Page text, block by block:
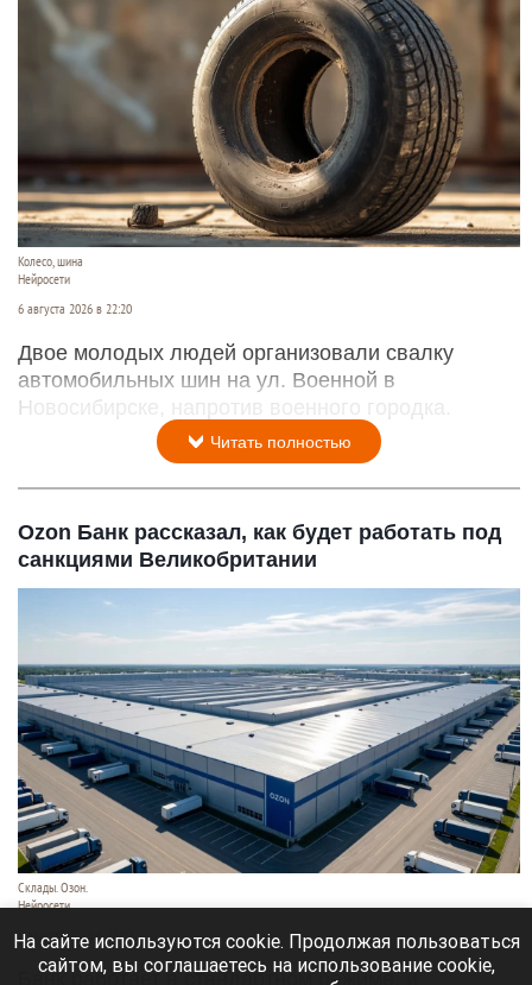
Колесо, шина
Нейросети
6 августа 2026 в 22:20
Двое молодых людей организовали свалку
автомобильных шин на ул. Военной в
Новосибирске, напротив военного городка.
Читать полностью
Ozon Банк рассказал, как будет работать под
санкциями Великобритании
Склады. Озон.
Нейросети
6 августа 2026 в 22:00
Банк работает в стандартном режиме, и
На сайте используются cookie. Продолжая пользоваться
сайтом, вы соглашаетесь на использование cookie,